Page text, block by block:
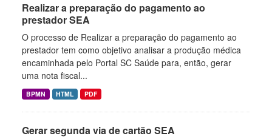
Realizar a preparação do pagamento ao
prestador SEA
O processo de Realizar a preparação do pagamento ao
prestador tem como objetivo analisar a produção médica
encaminhada pelo Portal SC Saúde para, então, gerar
uma nota fiscal...
BPMN HTML PDF
Gerar segunda via de cartão SEA